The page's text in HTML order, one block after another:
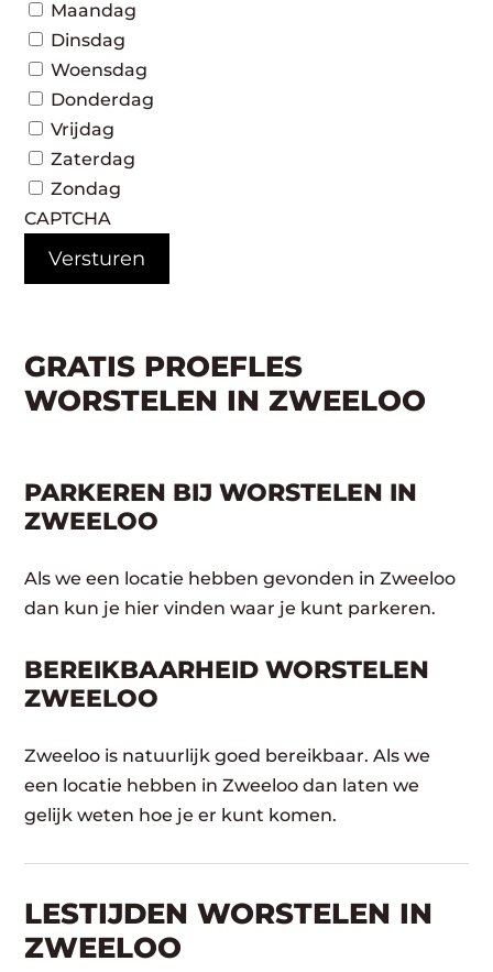
Maandag
Dinsdag
Woensdag
Donderdag
Vrijdag
Zaterdag
Zondag
CAPTCHA
GRATIS PROEFLES
WORSTELEN IN ZWEELOO
PARKEREN BIJ WORSTELEN IN
ZWEELOO
Als we een locatie hebben gevonden in Zweeloo
dan kun je hier vinden waar je kunt parkeren.
BEREIKBAARHEID WORSTELEN
ZWEELOO
Zweeloo is natuurlijk goed bereikbaar. Als we
een locatie hebben in Zweeloo dan laten we
gelijk weten hoe je er kunt komen.
LESTIJDEN WORSTELEN IN
ZWEELOO